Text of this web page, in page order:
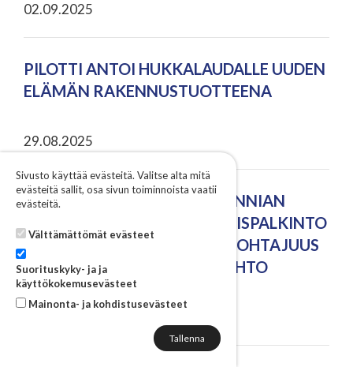
02.09.2025
PILOTTI ANTOI HUKKALAUDALLE UUDEN
ELÄMÄN RAKENNUSTUOTTEENA
29.08.2025
ELCOLINE GROUP OY:LLE KUNNIAN
KUKKO -KANSAINVÄLISTYMISPALKINTO
- TAVOITTEENA MARKKINAJOHTAJUUS
JA 250 MILJOONAN LIIKEVAIHTO
Sivusto käyttää evästeitä. Valitse alta mitä
evästeitä sallit, osa sivun toiminnoista vaatii
evästeitä.
Välttämättömät evästeet
Suorituskyky- ja ja
käyttökokemusevästeet
Mainonta- ja kohdistusevästeet